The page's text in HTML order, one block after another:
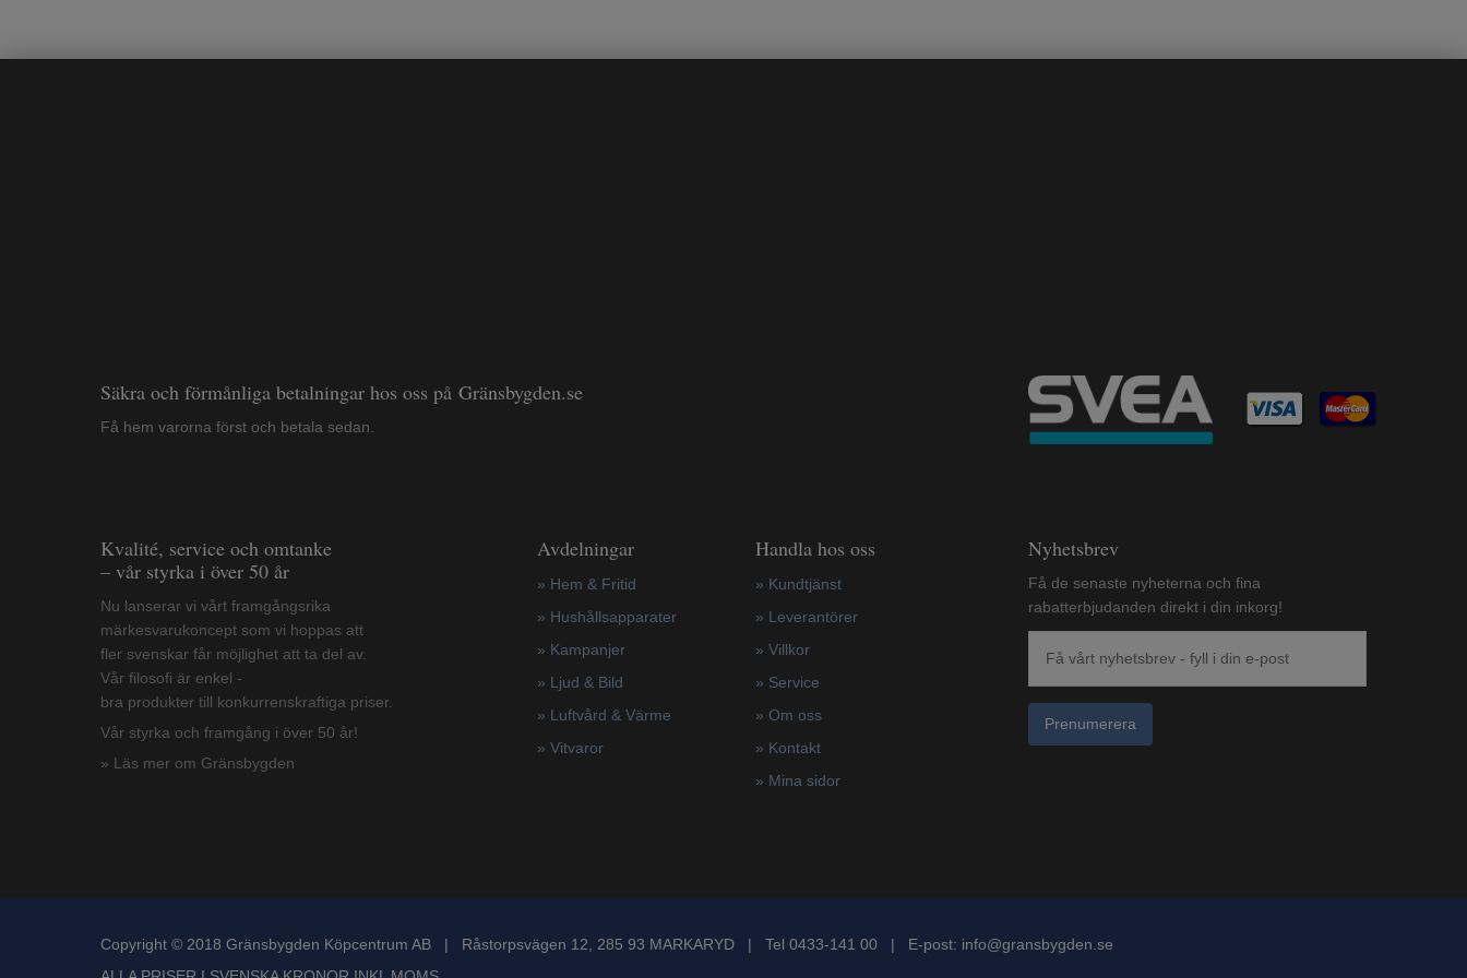
Säkra och förmånliga betalningar hos oss på Gränsbygden.se
Få hem varorna först och betala sedan.
Kvalité, service och omtanke
– vår styrka i över 50 år
Nu lanserar vi vårt framgångsrika
märkesvarukoncept som vi hoppas att
fler svenskar får möjlighet att ta del av.
Vår filosofi är enkel -
bra produkter till konkurrenskraftiga priser.
Vår styrka och framgång i över 50 år!
» Läs mer om Gränsbygden
Avdelningar
» Hem & Fritid
» Hushållsapparater
» Kampanjer
» Ljud & Bild
» Luftvård & Värme
» Vitvaror
Handla hos oss
» Kundtjänst
» Leverantörer
» Villkor
» Service
» Om oss
» Kontakt
» Mina sidor
Nyhetsbrev
Få de senaste nyheterna och fina
rabatterbjudanden direkt i din inkorg!
Prenumerera
Copyright © 2018 Gränsbygden Köpcentrum AB | Råstorpsvägen 12, 285 93 MARKARYD | Tel 0433-141 00 | E-post: info@gransbygden.se